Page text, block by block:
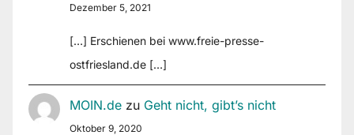
Dezember 5, 2021
[…] Erschienen bei www.freie-presse-
ostfriesland.de […]
MOIN.de zu Geht nicht, gibt’s nicht
Oktober 9, 2020